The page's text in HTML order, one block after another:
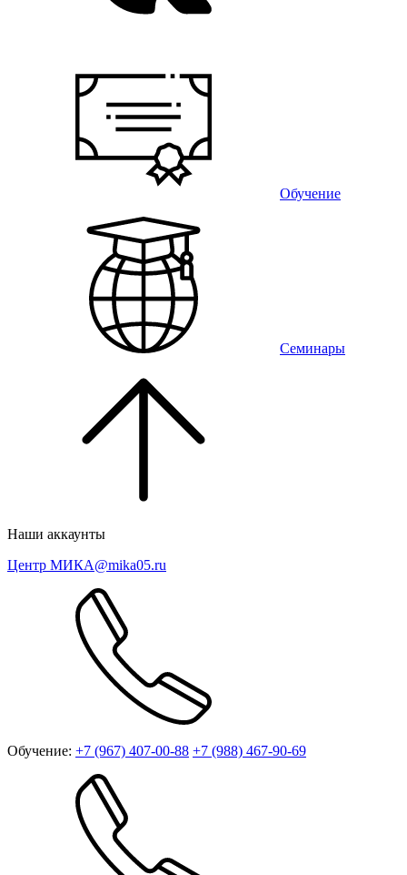
Обучение
Семинары
Наши аккаунты
Центр МИКА@mika05.ru
Обучение: +7 (967) 407-00-88 +7 (988) 467-90-69